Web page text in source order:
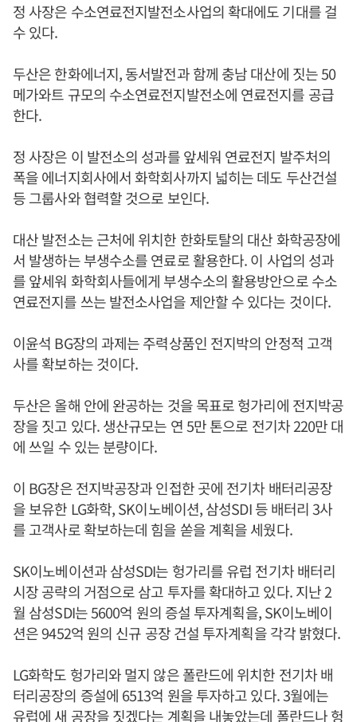
정 사장은 수소연료전지발전소사업의 확대에도 기대를 걸
수 있다.
두산은 한화에너지, 동서발전과 함께 충남 대산에 짓는 50
메가와트 규모의 수소연료전지발전소에 연료전지를 공급
한다.
정 사장은 이 발전소의 성과를 앞세워 연료전지 발주처의
폭을 에너지회사에서 화학회사까지 넓히는 데도 두산건설
등 그룹사와 협력할 것으로 보인다.
대산 발전소는 근처에 위치한 한화토탈의 대산 화학공장에
서 발생하는 부생수소를 연료로 활용한다. 이 사업의 성과
를 앞세워 화학회사들에게 부생수소의 활용방안으로 수소
연료전지를 쓰는 발전소사업을 제안할 수 있다는 것이다.
이윤석 BG장의 과제는 주력상품인 전지박의 안정적 고객
사를 확보하는 것이다.
두산은 올해 안에 완공하는 것을 목표로 헝가리에 전지박공
장을 짓고 있다. 생산규모는 연 5만 톤으로 전기차 220만 대
에 쓰일 수 있는 분량이다.
이 BG장은 전지박공장과 인접한 곳에 전기차 배터리공장
을 보유한 LG화학, SK이노베이션, 삼성SDI 등 배터리 3사
를 고객사로 확보하는데 힘을 쏟을 계획을 세웠다.
SK이노베이션과 삼성SDI는 헝가리를 유럽 전기차 배터리
시장 공략의 거점으로 삼고 투자를 확대하고 있다. 지난 2
월 삼성SDI는 5600억 원의 증설 투자계획을, SK이노베이
션은 9452억 원의 신규 공장 건설 투자계획을 각각 밝혔다.
LG화학도 헝가리와 멀지 않은 폴란드에 위치한 전기차 배
터리공장의 증설에 6513억 원을 투자하고 있다. 3월에는
유럽에 새 공장을 짓겠다는 계획을 내놓았는데 폴란드나 헝